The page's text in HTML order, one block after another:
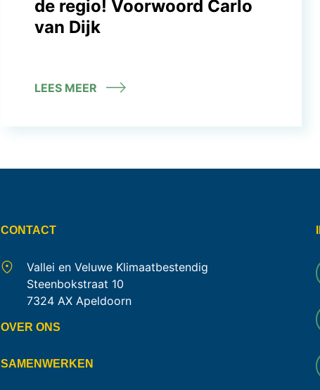
de regio! Voorwoord Carlo
van Dijk
LEES MEER
CONTACT
Vallei en Veluwe Klimaatbestendig
Steenbokstraat 10
7324 AX Apeldoorn
OVER ONS
SAMENWERKEN